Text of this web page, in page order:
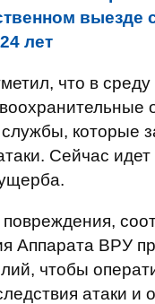
выезде
лет
что в
которые
Сейчас идет
Аппарата ВРУ
чтобы
атаки и